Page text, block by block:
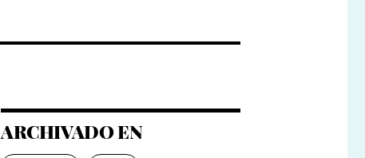
ARCHIVADO EN